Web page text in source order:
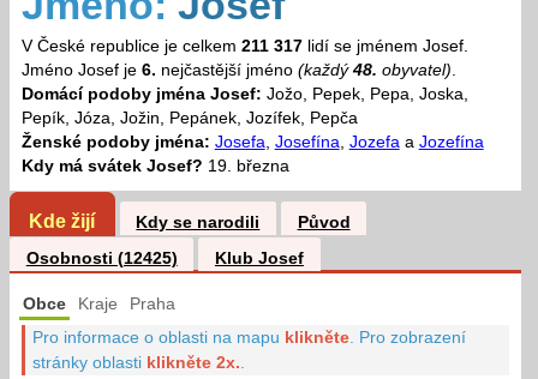
V České republice je celkem 211 317lidí se jménem Josef.
Jméno Josef je 6. nejčastější jméno (každý 48. obyvatel).
Domácí podoby jména Josef: Jožo, Pepek, Pepa, Joska,
Pepík, Józa, Jožin, Pepánek, Jozífek, Pepča
Ženské podoby jména: Josefa, Josefína, Jozefaa Jozefína
Kdy má svátek Josef? 19. března
Kde žijí Kdy se narodili
Původ
Osobnosti (12425)
Klub Josef
Obce Kraje Praha
Pro informace o oblasti na mapu klikněte Pro zobrazení
stránky oblasti klikněte 2x.